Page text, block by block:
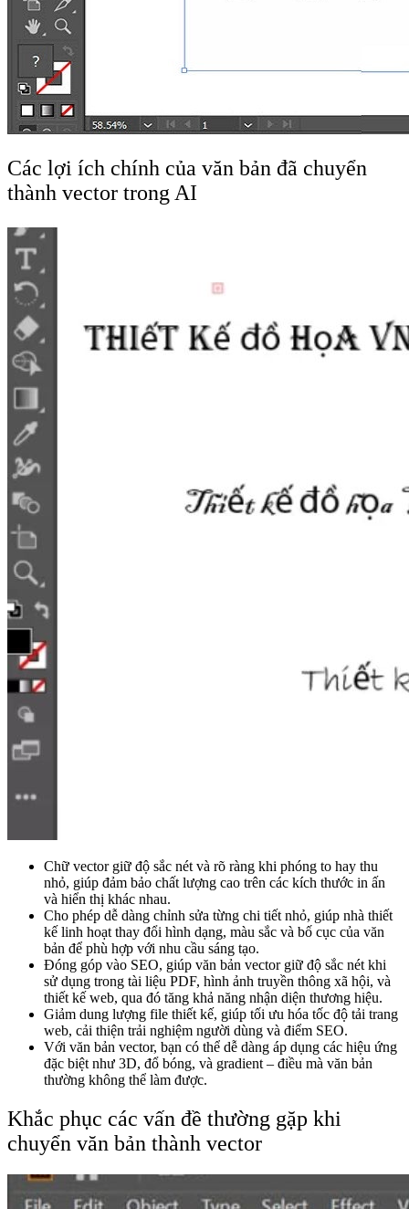
Các lợi ích chính của văn bản đã chuyển
thành vector trong AI
Chữ vector giữ độ sắc nét và rõ ràng khi phóng to hay thu
nhỏ, giúp đảm bảo chất lượng cao trên các kích thước in ấn
và hiển thị khác nhau.
Cho phép dễ dàng chỉnh sửa từng chi tiết nhỏ, giúp nhà thiết
kế linh hoạt thay đổi hình dạng, màu sắc và bố cục của văn
bản để phù hợp với nhu cầu sáng tạo.
Đóng góp vào SEO, giúp văn bản vector giữ độ sắc nét khi
sử dụng trong tài liệu PDF, hình ảnh truyền thông xã hội, và
thiết kế web, qua đó tăng khả năng nhận diện thương hiệu.
Giảm dung lượng file thiết kế, giúp tối ưu hóa tốc độ tải trang
web, cải thiện trải nghiệm người dùng và điểm SEO.
Với văn bản vector, bạn có thể dễ dàng áp dụng các hiệu ứng
đặc biệt như 3D, đổ bóng, và gradient – điều mà văn bản
thường không thể làm được.
Khắc phục các vấn đề thường gặp khi
chuyển văn bản thành vector